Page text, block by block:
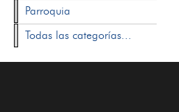
Parroquia
Todas las categorías...